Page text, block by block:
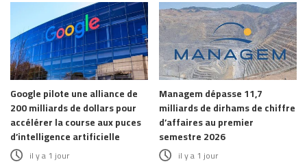
Google pilote une alliance de
200 milliards de dollars pour
accélérer la course aux puces
d’intelligence artificielle
il y a 1 jour
Managem dépasse 11,7
milliards de dirhams de chiffre
d’affaires au premier
semestre 2026
il y a 1 jour